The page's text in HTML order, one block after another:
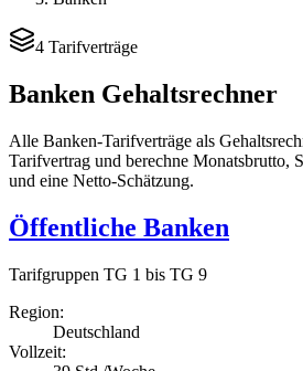
4 Tarifverträge
Banken Gehaltsrechner
Alle Banken-Tarifverträge als
Tarifvertrag und berechne Monatsbrutto,
und eine Netto-Schätzung.
Öffentliche Banken
Tarifgruppen TG 1 bis TG 9
Region:
Deutschland
Vollzeit: